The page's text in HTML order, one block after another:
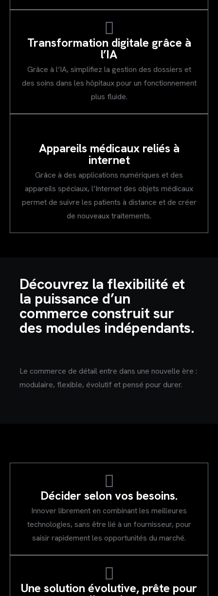
Transformation digitale grâce à
l’IA
Grâce à l’IA, simplifiez la gestion des dossiers et
des soins dans les hôpitaux pour un fonctionnement
plus fluide.
Appareils médicaux reliés à
internet
Grâce à des applications numériques et des
appareils spéciaux, l’Internet des objets médicaux
permet de suivre les patients à distance et de créer
de nouveaux traitements.
Découvrez la flexibilité et
la puissance d’un
commerce construit sur
des modules indépendants.
Le commerce de détail entre dans une nouvelle ère :
modulaire, flexible, évolutif et pensé pour durer.
Décider selon vos besoins.
Innover librement en combinant les meilleures
technologies, sans être lié à un fournisseur, pour
saisir rapidement les opportunités du marché.
Une solution évolutive, prête pour